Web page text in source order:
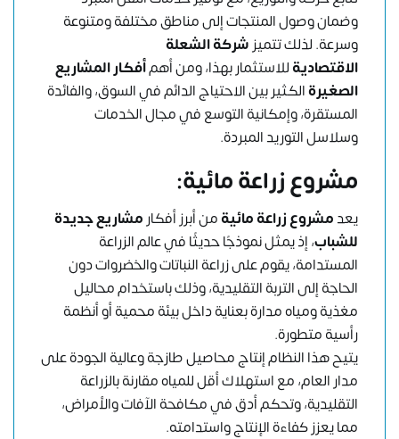
وضمان وصول المنتجات إلى مناطق مختلفة ومتنوعة
وسرعة. لذلك تتميز شركة الشعلة
الاقتصاديةللاستثمار بهذا، ومن أهمأفكار المشاريع
الصغيرةالكثير بين الاحتياج الدائم في السوق، والفائدة
المستقرة، وإمكانية التوسع في مجال الخدمات
وسلاسل التوريد المبردة.
مشروع زراعة مائية:
يعدمشروع زراعة مائيةمن أبرز أفكار مشاريع جديدة
للشباب، إذ يمثل نموذجًا حديثًا في عالم الزراعة
المستدامة، يقوم على زراعة النباتات والخضروات دون
الحاجة إلى التربة التقليدية، وذلك باستخدام محاليل
مغذية ومياه مدارة بعناية داخل بيئة محمية أو أنظمة
رأسية متطورة.
يتيح هذا النظام إنتاج محاصيل طازجة وعالية الجودة على
مدار العام، مع استهلاك أقل للمياه مقارنة بالزراعة
التقليدية، وتحكم أدق في مكافحة الآفات والأمراض،
مما يعزز كفاءة الإنتاج واستدامته.